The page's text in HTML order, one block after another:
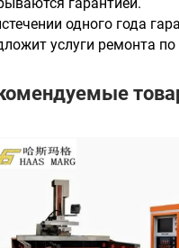
одного года
услуги ремонта